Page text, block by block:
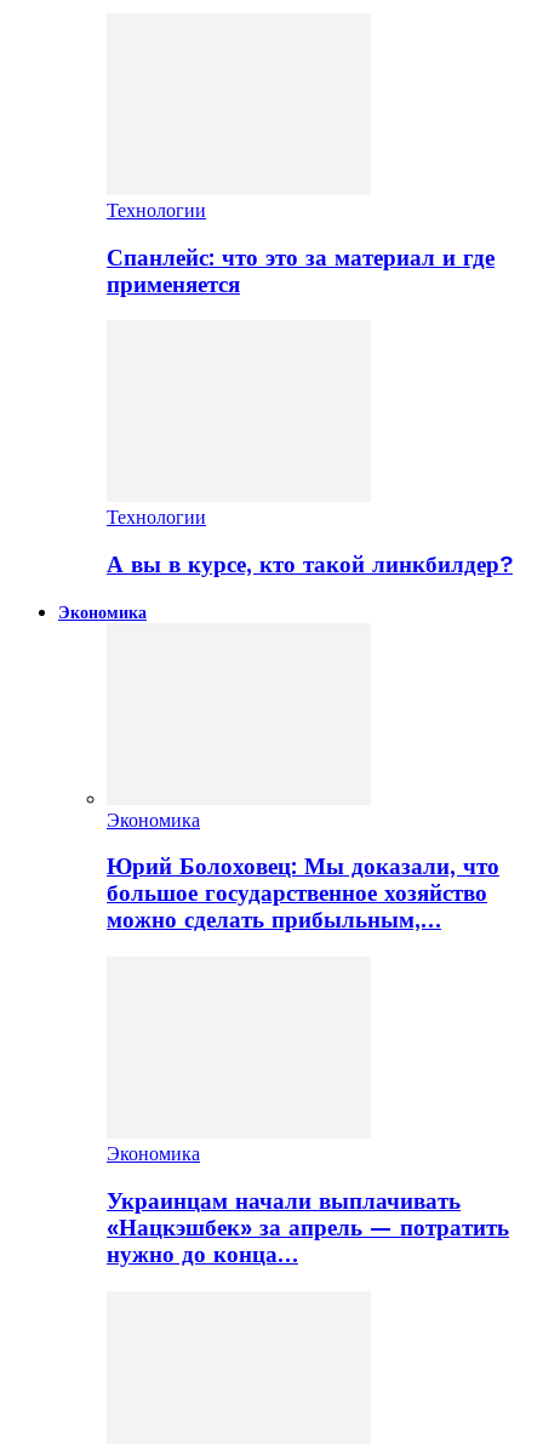
Технологии
Спанлейс: что это за материал и где
применяется
Технологии
А вы в курсе, кто такой линкбилдер?
Экономика
Экономика
Юрий Болоховец: Мы доказали, что
большое государственное хозяйство
можно сделать прибыльным,…
Экономика
Украинцам начали выплачивать
«Нацкэшбек» за апрель — потратить
нужно до конца…